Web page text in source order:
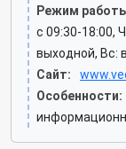
Режим
c 09:30-18:00,
выходной, Вс:
Сайт:
Особенности: